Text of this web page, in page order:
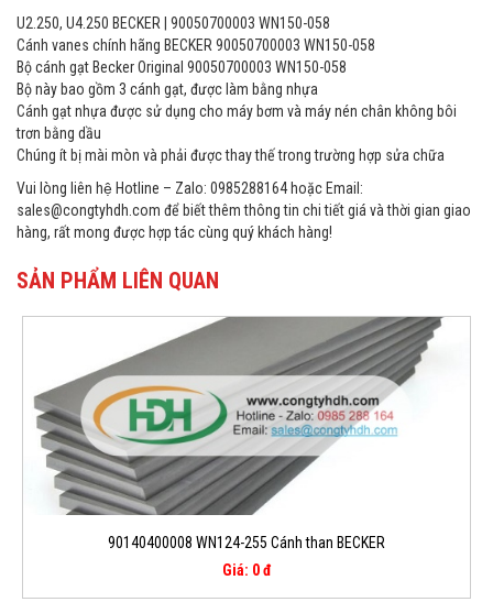
U2.250, U4.250 BECKER | 90050700003 WN150-058
Cánh vanes chính hãng BECKER 90050700003 WN150-058
Bộ cánh gạt Becker Original 90050700003 WN150-058
Bộ này bao gồm 3 cánh gạt, được làm bằng nhựa
Cánh gạt nhựa được sử dụng cho máy bơm và máy nén chân không bôi
trơn bằng dầu
Chúng ít bị mài mòn và phải được thay thế trong trường hợp sửa chữa
Vui lòng liên hệ Hotline – Zalo: 0985288164 hoặc Email:
sales@congtyhdh.com để biết thêm thông tin chi tiết giá và thời gian giao
hàng, rất mong được hợp tác cùng quý khách hàng!
SẢN PHẨM LIÊN QUAN
90140400008 WN124-255 Cánh than BECKER
Giá: 0 đ